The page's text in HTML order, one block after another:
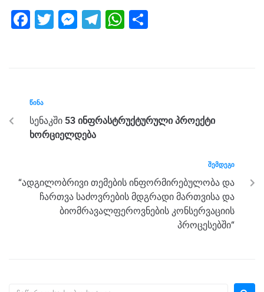
F
b
o
o
T
M
g
er
T
m
W
p
p
ᲬᲘᲜᲐ
სენაკში 53 ინფრასტრუქტურული პროექტი
ხორციელდება
ᲨᲔᲛᲓᲔᲒᲘ
“ადგილობრივი თემების ინფორმირებულობა და
ჩართვა საძოვრების მდგრადი მართვისა და
ბიომრავალფეროვნების კონსერვაციის
პროცესებში“